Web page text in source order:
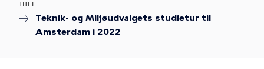
TITEL
Teknik- og Miljøudvalgets studietur til
Amsterdam i 2022